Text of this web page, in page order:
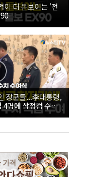
더 돋보이는 '전
장군들...李대통령,
4명에 삼정검 수치
진급·삼정검 수치